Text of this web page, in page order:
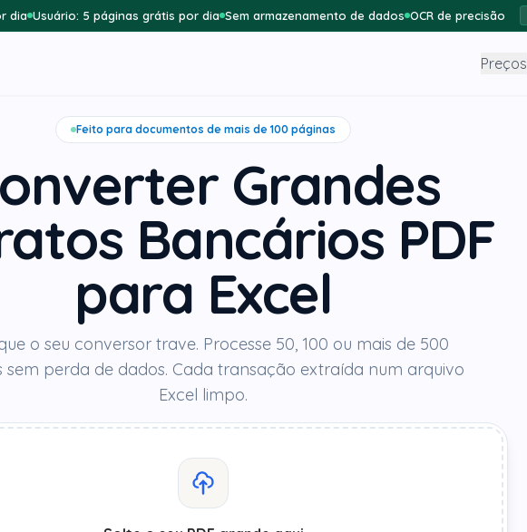
Feito para documentos de mais de 100 páginas
Grandes
Bancários PDF
para Excel
o seu conversor trave. Processe 50, 100 ou mais de 500
sem perda de dados. Cada transação extraída num arquivo
Excel limpo.
dia Usuário: 5 páginas grátis por dia Sem armazenamento de dados OCR de precisão
Preços